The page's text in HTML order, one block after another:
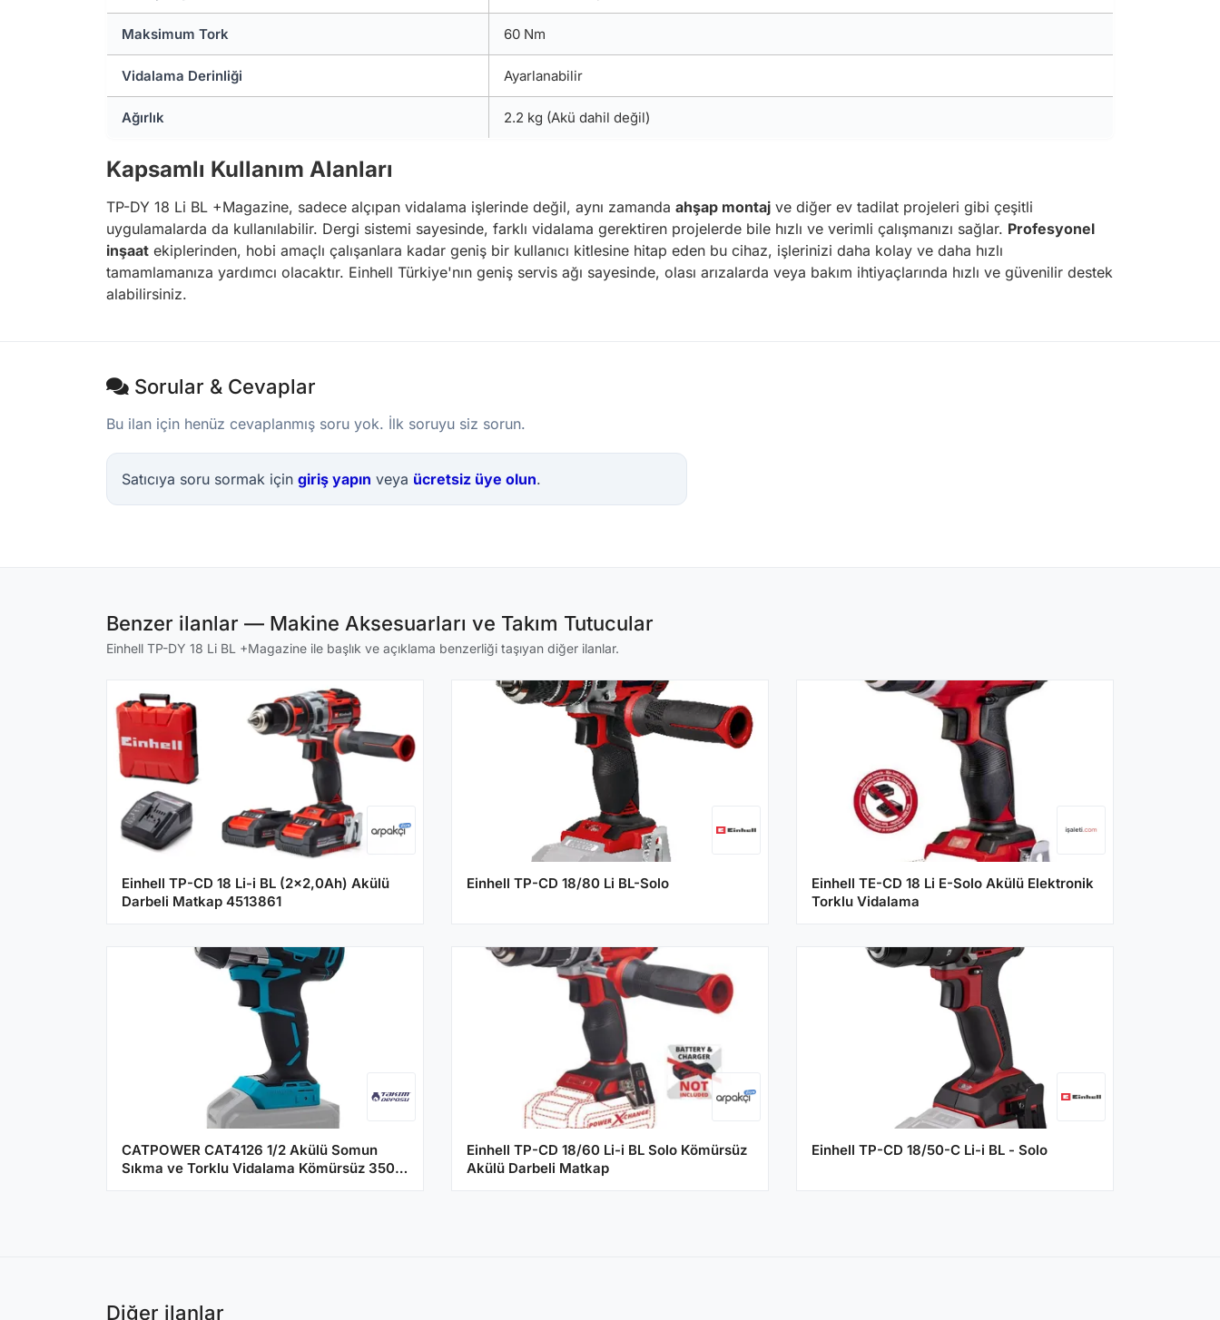
Maksimum Tork 60 Nm
Vidalama Derinliği Ayarlanabilir
Ağırlık 2.2 kg (Akü dahil değil)
Kapsamlı Kullanım Alanları
TP-DY 18 Li BL +Magazine, sadece alçıpan vidalama işlerinde değil, aynı zamanda ahşap montaj ve diğer ev tadilat projeleri gibi çeşitli
uygulamalarda da kullanılabilir. Dergi sistemi sayesinde, farklı vidalama gerektiren projelerde bile hızlı ve verimli çalışmanızı sağlar. Profesyonel
inşaat ekiplerinden, hobi amaçlı çalışanlara kadar geniş bir kullanıcı kitlesine hitap eden bu cihaz, işlerinizi daha kolay ve daha hızlı
tamamlamanıza yardımcı olacaktır. Einhell Türkiye'nın geniş servis ağı sayesinde, olası arızalarda veya bakım ihtiyaçlarında hızlı ve güvenilir destek
alabilirsiniz.
Sorular & Cevaplar
Bu ilan için henüz cevaplanmış soru yok. İlk soruyu siz sorun.
Satıcıya soru sormak için giriş yapın veya ücretsiz üye olun.
Benzer ilanlar — Makine Aksesuarları ve Takım Tutucular
Einhell TP-DY 18 Li BL +Magazine ile başlık ve açıklama benzerliği taşıyan diğer ilanlar.
Einhell TP-CD 18 Li-i BL (2x2,0Ah) Akülü
Darbeli Matkap 4513861
Einhell TP-CD 18/80 Li BL-Solo
Einhell TE-CD 18 Li E-Solo Akülü Elektronik
Torklu Vidalama
CATPOWER CAT4126 1/2 Akülü Somun
Sıkma ve Torklu Vidalama Kömürsüz 350
Einhell TP-CD 18/60 Li-i BL Solo Kömürsüz
Akülü Darbeli Matkap
Einhell TP-CD 18/50-C Li-i BL - Solo
Diğer ilanlar